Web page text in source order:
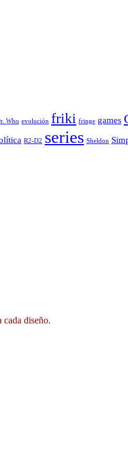
Who evolución friki fringe games
R2-D2 series Sheldon
cada diseño.